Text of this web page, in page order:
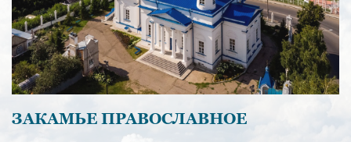
ЗАКАМЬЕ ПРАВОСЛАВНОЕ